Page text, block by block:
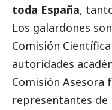
toda España,
Los galardones
Comisión
autoridades
Comisión Asesora
representantes